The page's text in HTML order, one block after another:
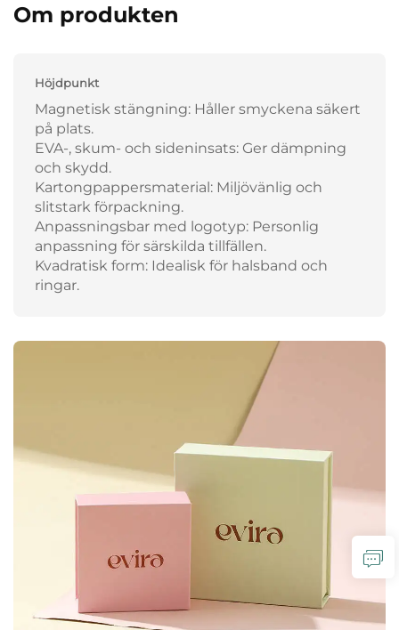
Om produkten
Höjdpunkt
Magnetisk stängning: Håller smyckena säkert
på plats.
EVA-, skum- och sideninsats: Ger dämpning
och skydd.
Kartongpappersmaterial: Miljövänlig och
slitstark förpackning.
Anpassningsbar med logotyp: Personlig
anpassning för särskilda tillfällen.
Kvadratisk form: Idealisk för halsband och
ringar.